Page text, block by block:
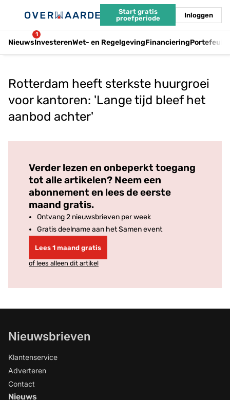
Start gratis
proefperiode
Inloggen
Nieuws
1
InvesterenWet- en RegelgevingFinanciering
Rotterdam heeft sterkste huurgroei
voor kantoren: 'Lange tijd bleef het
aanbod achter'
Verder lezen en onbeperkt toegang
tot alle artikelen? Neem een
abonnement en lees de eerste
maand gratis.
Ontvang 2 nieuwsbrieven per week
Gratis deelname aan het Samen event
Lees 1 maand gratis
of lees alleen dit artikel
Nieuwsbrieven
Klantenservice
Adverteren
Contact
Nieuws